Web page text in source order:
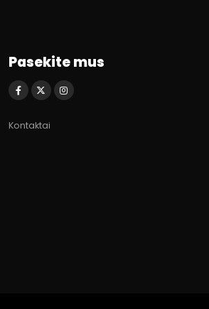
Pasekite mus
Kontaktai